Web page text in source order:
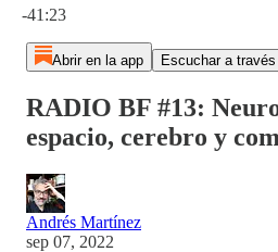
-41:23
Abrir en la app Escuchar a
RADIO BF #13:
espacio, cerebro y
Andrés Martínez
sep 07, 2022